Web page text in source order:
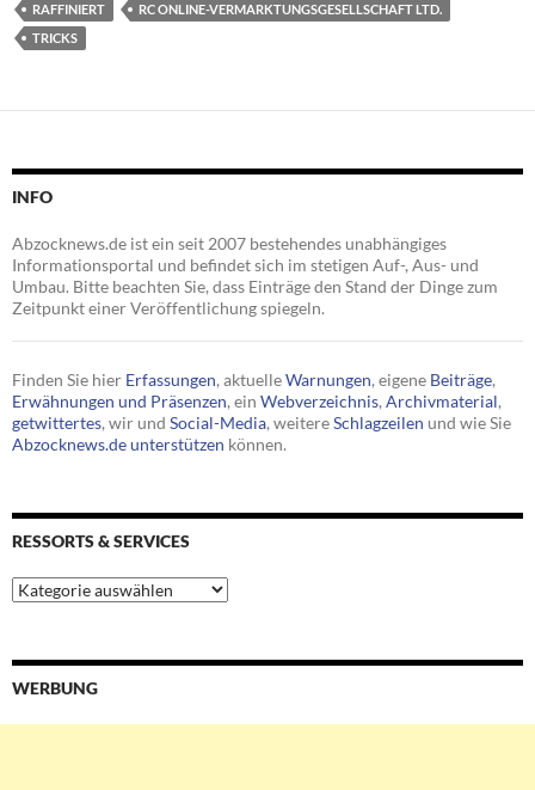
RAFFINIERT
RC ONLINE-VERMARKTUNGSGESELLSCHAFT LTD.
TRICKS
INFO
Abzocknews.de ist ein seit 2007 bestehendes unabhängiges
Informationsportal und befindet sich im stetigen Auf-, Aus- und
Umbau. Bitte beachten Sie, dass Einträge den Stand der Dinge zum
Zeitpunkt einer Veröffentlichung spiegeln.
Finden Sie hier Erfassungen, aktuelleWarnungen, eigene Beiträge,
Erwähnungen und Präsenzen, ein Webverzeichnis, Archivmaterial,
getwittertes, wir und Social-Media, weitereSchlagzeilen und wie Sie
Abzocknews.de unterstützen können.
RESSORTS & SERVICES
Ressorts
&
WERBUNG